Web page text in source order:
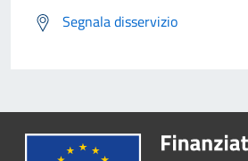
Segnala disservizio